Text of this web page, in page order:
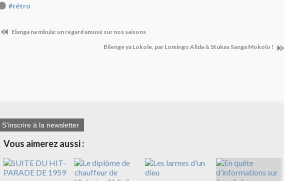
#rétro
Elanga na mbula: un regard amusé sur nos saisons
Bilenge ya Lokole, par Lomingo Alida & Stukas Sanga Mokolo !
S'inscrire à la newsletter
Vous aimerez aussi :